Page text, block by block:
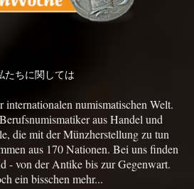
たちに関しては
numismatischen Welt.
aus Handel und
die mit der Münzherstellung zu tun
aus 170 Nationen. Bei uns finden
- von der Antike bis zur Gegenwart.
ein bisschen mehr...